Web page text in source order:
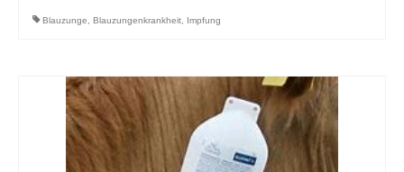
Blauzunge Blauzungenkrankheit Impfung